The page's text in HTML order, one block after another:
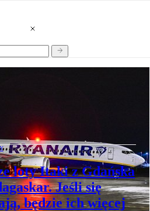
skazany. 10
za „niewybaczalne
loty Itaki z Gdańska
Jeśli się
będzie ich więcej